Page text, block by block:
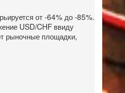
от -64% до -85%.
USD/CHF ввиду
рыночные площадки,